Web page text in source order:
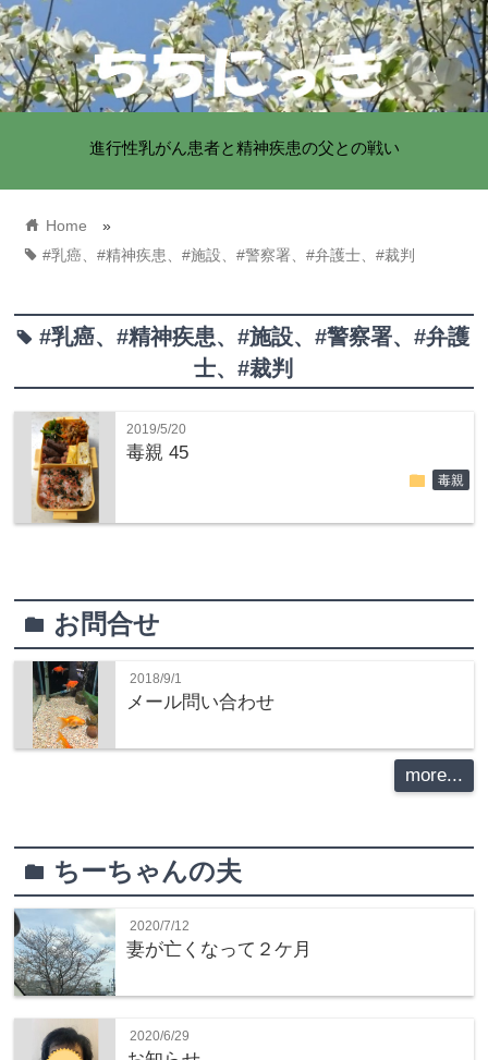
進行性乳がん患者と精神疾患の父との戦い
home Home »
tag#乳癌、#精神疾患、#施設、#警察署、#弁護士、#裁判
tag#乳癌、#精神疾患、#施設、#警察署、#弁護
士、#裁判
2019/5/20
毒親 45
folder 毒親
folder お問合せ
2018/9/1
メール問い合わせ
more...
folder ちーちゃんの夫
2020/7/12
妻が亡くなって２ケ月
2020/6/29